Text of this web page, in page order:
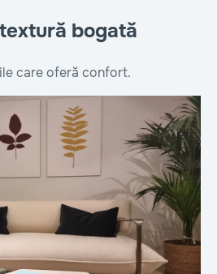
bogată
care oferă confort.